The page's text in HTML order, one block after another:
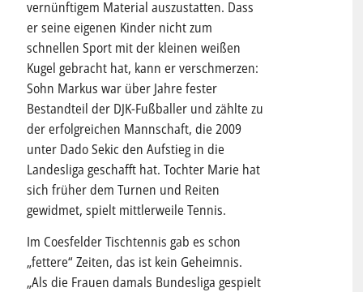
vernünftigem Material auszustatten. Dass
er seine eigenen Kinder nicht zum
schnellen Sport mit der kleinen weißen
Kugel gebracht hat, kann er verschmerzen:
Sohn Markus war über Jahre fester
Bestandteil der DJK-Fußballer und zählte zu
der erfolgreichen Mannschaft, die 2009
unter Dado Sekic den Aufstieg in die
Landesliga geschafft hat. Tochter Marie hat
sich früher dem Turnen und Reiten
gewidmet, spielt mittlerweile Tennis.
Im Coesfelder Tischtennis gab es schon
„fettere“ Zeiten, das ist kein Geheimnis.
„Als die Frauen damals Bundesliga gespielt